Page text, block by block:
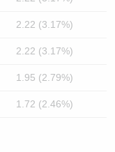
2.22 (3.17%)
2.22 (3.17%)
1.95 (2.79%)
1.72 (2.46%)